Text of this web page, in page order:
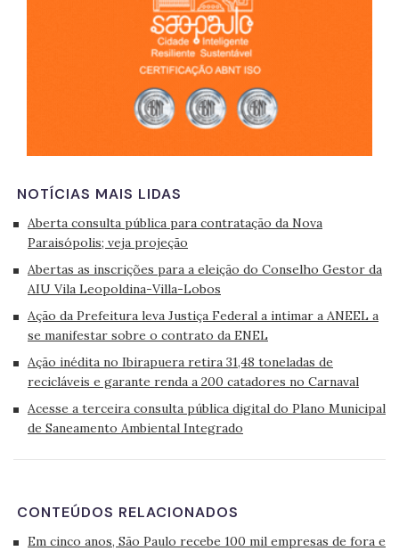
NOTÍCIAS MAIS LIDAS
Aberta consulta pública para contratação da Nova
Paraisópolis; veja projeção
Abertas as inscrições para a eleição do Conselho Gestor da
AIU Vila Leopoldina-Villa-Lobos
Ação da Prefeitura leva Justiça Federal a intimar a ANEEL a
se manifestar sobre o contrato da ENEL
Ação inédita no Ibirapuera retira 31,48 toneladas de
recicláveis e garante renda a 200 catadores no Carnaval
Acesse a terceira consulta pública digital do Plano Municipal
de Saneamento Ambiental Integrado
CONTEÚDOS RELACIONADOS
Em cinco anos, São Paulo recebe 100 mil empresas de fora e